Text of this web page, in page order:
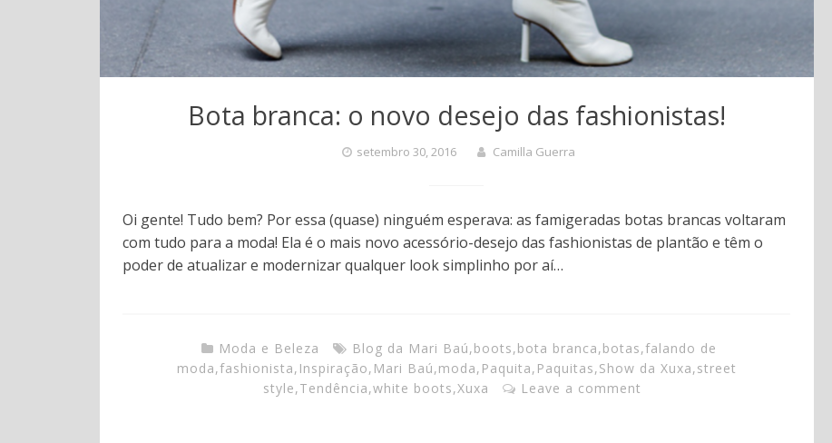
Bota branca: o novo desejo das fashionistas!
setembro 30, 2016 Camilla Guerra
Oi gente! Tudo bem? Por essa (quase) ninguém esperava: as famigeradas botas brancas voltaram
com tudo para a moda! Ela é o mais novo acessório-desejo das fashionistas de plantão e têm o
poder de atualizar e modernizar qualquer look simplinho por aí…
Moda e Beleza Blog da Mari Baú,boots,bota branca,botas,falando de
moda,fashionista, Inspiração, Mari Baú,moda, Paquita, Paquitas,Show da Xuxa,street
style,Tendência,white boots,Xuxa Leave a comment